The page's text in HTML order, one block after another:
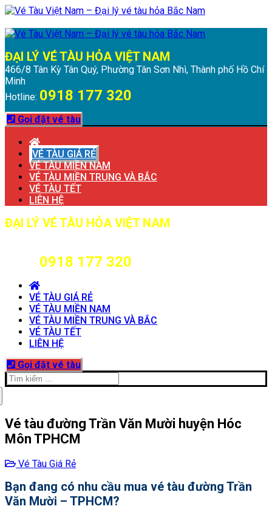
Chuyển
nội
Menu
Đóng
ĐẠI LÝ VÉ TÀU HỎA VIỆT NAM
466/8 Tân Kỳ Tân Quý, Phường Tân Sơn Nhì, Thành phố Hồ Chí
Minh
Hotline: 0918 177 320
Gọi đặt vé tàu
VÉ TÀU GIÁ RẺ
VÉ TÀU MIỀN NAM
VÉ TÀU MIỀN TRUNG VÀ BẮC
VÉ TÀU TẾT
LIÊN HỆ
ĐẠI LÝ VÉ TÀU HỎA VIỆT NAM
0918 177 320
VÉ TÀU GIÁ RẺ
VÉ TÀU MIỀN NAM
VÉ TÀU MIỀN TRUNG VÀ BẮC
VÉ TÀU TẾT
LIÊN HỆ
Gọi đặt vé tàu
Tìm
kiếm
Vé tàu đường Trần Văn Mười huyện Hóc
Môn TPHCM
Vé Tàu Giá Rẻ
Bạn đang có nhu cầu mua vé tàu đường Trần
Văn Mười – TPHCM?